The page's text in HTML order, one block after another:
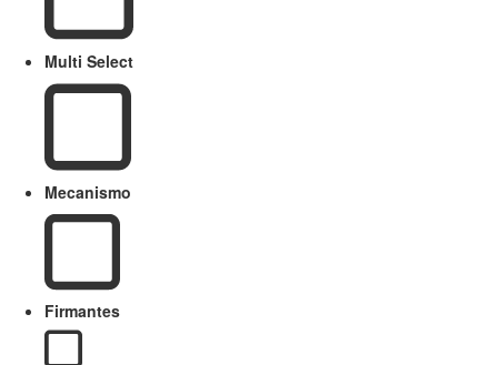
Multi Select
Mecanismo
Firmantes